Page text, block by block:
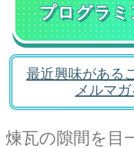
プログラ
最近興味がある
メルマ
煉瓦の隙間を目